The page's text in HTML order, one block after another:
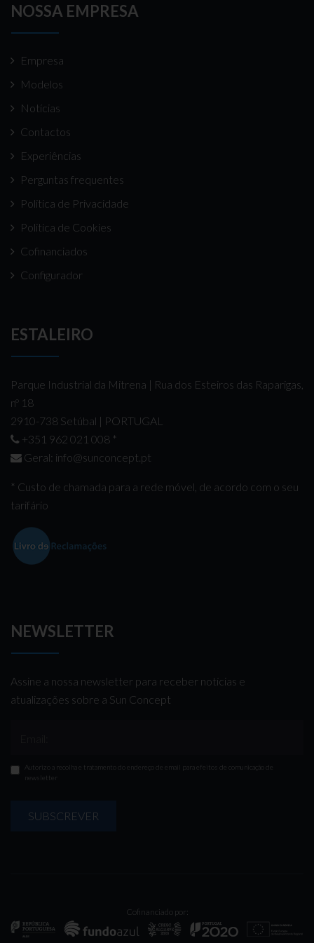
NOSSA EMPRESA
Empresa
Modelos
Notícias
Contactos
Experiências
Perguntas frequentes
Politica de Privacidade
Politica de Cookies
Cofinanciados
Configurador
ESTALEIRO
Parque Industrial da Mitrena | Rua dos Esteiros das Raparigas,
nº 18
2910-738 Setúbal | PORTUGAL
+351 962 021 008 *
Geral: info@sunconcept.pt
* Custo de chamada para a rede móvel, de acordo com o seu
tarifário
NEWSLETTER
Assine a nossa newsletter para receber notícias e
atualizações sobre a Sun Concept
Autorizo a recolha e tratamento do endereço de email para efeitos de comunicação de
newsletter
SUBSCREVER
Cofinanciado por: